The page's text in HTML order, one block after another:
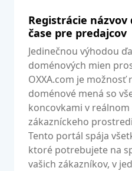
Registrácie
čase pre predajcov
Jedinečnou výhodou
doménových mien
OXXA.com je
doménové mená so
koncovkami v
zákazníckeho
Tento portál spája
ktoré potrebujete na
vašich zákazníkov, v